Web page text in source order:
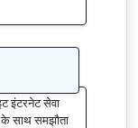
इंटरनेट सेवा
के साथ समझौता